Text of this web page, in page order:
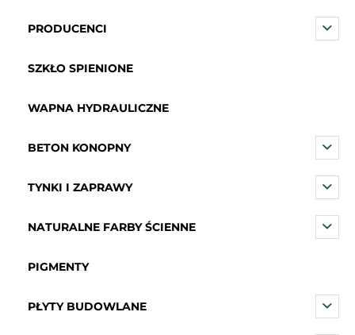
PRODUCENCI
SZKŁO SPIENIONE
WAPNA HYDRAULICZNE
BETON KONOPNY
TYNKI I ZAPRAWY
NATURALNE FARBY ŚCIENNE
PIGMENTY
PŁYTY BUDOWLANE